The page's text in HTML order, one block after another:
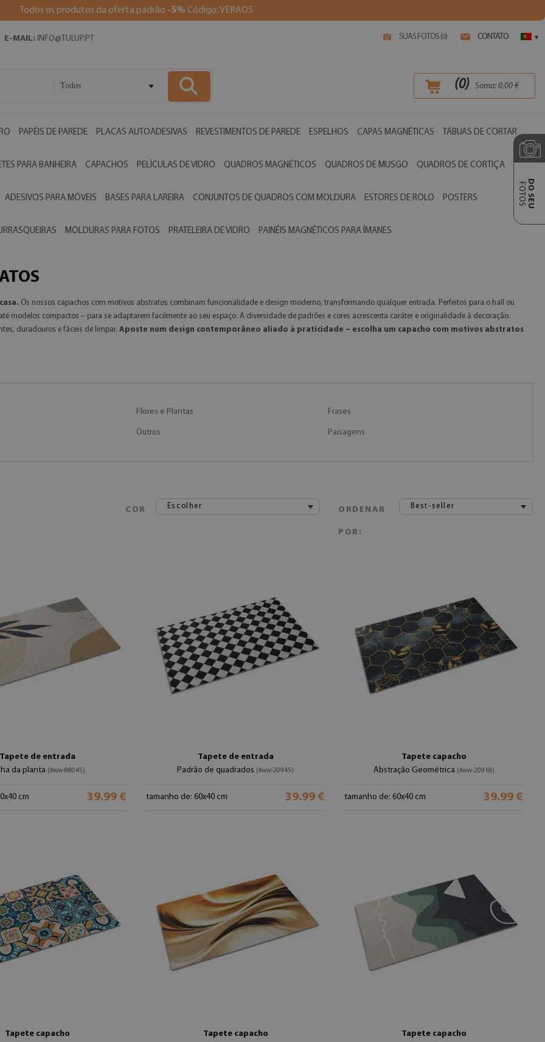
Todos os produtos da oferta padrão -5% Código: VERAO5
SUAS FOTOS (0) CONTATO ▾
E-MAIL: INFO@TULUP.PT
Todos (0) Soma: 0,00 €
PAPÉIS DE PAREDE PLACAS AUTOADESIVAS REVESTIMENTOS DE PAREDE ESPELHOS CAPAS MAGNÉTICAS TÁBUAS DE CORTAR
PARA BANHEIRA CAPACHOS PELÍCULAS DE VIDRO QUADROS MAGNÉTICOS QUADROS DE MUSGO QUADROS DE CORTIÇA
ADESIVOS PARA MÓVEIS BASES PARA LAREIRA CONJUNTOS DE QUADROS COM MOLDURA ESTORES DE ROLO POSTERS
MOLDURAS PARA FOTOS PRATELEIRA DE VIDRO PAINÉIS MAGNÉTICOS PARA ÍMANES
DO SEU
FOTOS
Os nossos capachos com motivos abstratos combinam funcionalidade e design moderno, transformando qualquer entrada. Perfeitos para o hall ou
modelos compactos – para se adaptarem facilmente ao seu espaço. A diversidade de padrões e cores acrescenta caráter e originalidade à decoração.
duradouros e fáceis de limpar. Aposte num design contemporâneo aliado à praticidade – escolha um capacho com motivos abstratos
Flores e Plantas Frases
Outros Paisagens
COR Escolher ORDENAR
POR:
Best-seller
Tapete de entrada
da planta (#ww-88045)
cm 39.99 €
Tapete de entrada
Padrão de quadrados (#ww-20945)
tamanho de: 60x40 cm 39.99 €
Tapete capacho
Abstração Geométrica (#ww-20918)
tamanho de: 60x40 cm 39.99 €
Tapete capacho
Tapete capacho
Tapete capacho